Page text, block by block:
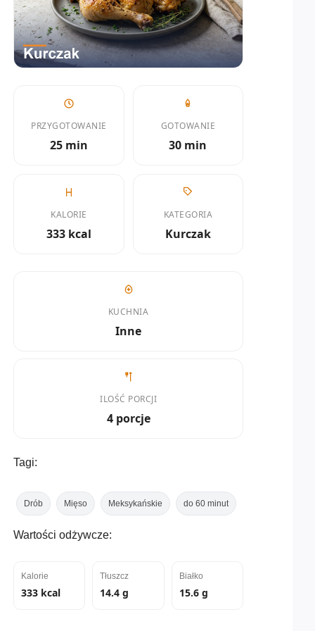
PRZYGOTOWANIE
25 min
GOTOWANIE
30 min
KALORIE
333 kcal
KATEGORIA
Kurczak
KUCHNIA
Inne
ILOŚĆ PORCJI
4 porcje
Tagi:
Drób Mięso Meksykańskie do 60 minut
Wartości odżywcze:
Kalorie
333 kcal
Tłuszcz
14.4 g
Białko
15.6 g